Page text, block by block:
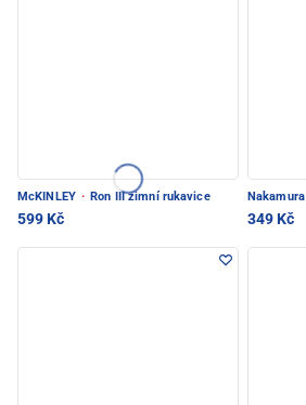
McKINLEY · Ron III zimní rukavice
599 Kč
Nakamura
349 Kč